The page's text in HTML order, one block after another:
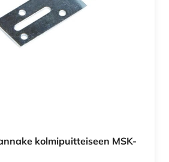
kolmipuitteiseen MSK-